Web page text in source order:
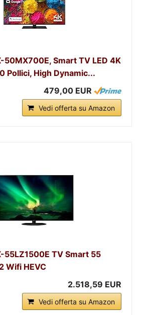
50MX700E, Smart TV LED 4K
Pollici, High Dynamic...
479,00 EUR
Vedi offerta su Amazon
55LZ1500E TV Smart 55
Wifi HEVC
2.518,59 EUR
Vedi offerta su Amazon